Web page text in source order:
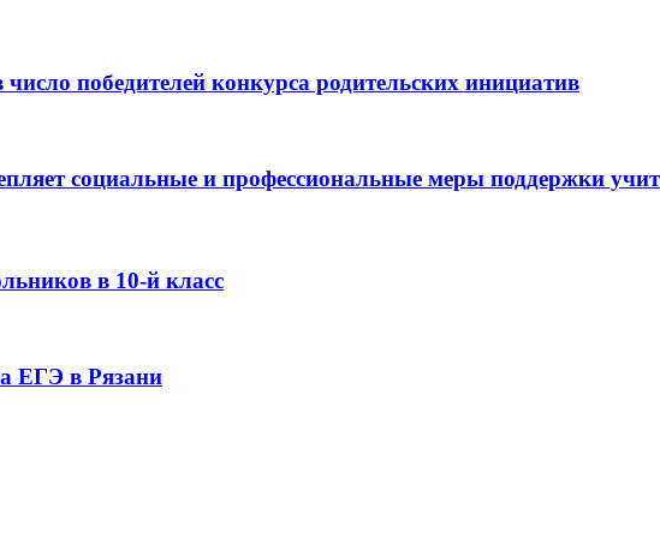
победителей конкурса родительских инициатив
социальные и профессиональные меры поддержки
в 10-й класс
ЕГЭ в Рязани